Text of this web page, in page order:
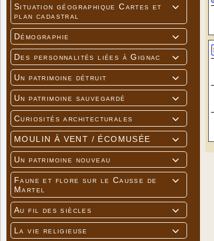

Situation géographique Cartes et
plan cadastral

Démographie

Des personnalités liées à Gignac

Un patrimoine détruit

Un patrimoine sauvegardé

Curiosités architecturales

MOULIN À VENT / ÉCOMUSÉE

Un patrimoine nouveau

Faune et flore sur le Causse de
Martel

Au fil des siècles

La vie religieuse